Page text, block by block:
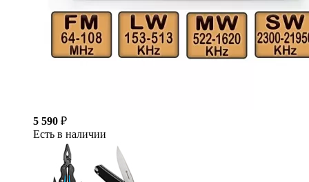
5 590 ₽
Есть в наличии